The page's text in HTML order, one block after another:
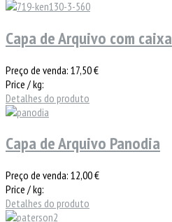
Capa de Arquivo com caixa
Preço de venda: 17,50 €
Price / kg:
Detalhes do produto
Capa de Arquivo Panodia
Preço de venda: 12,00 €
Price / kg:
Detalhes do produto